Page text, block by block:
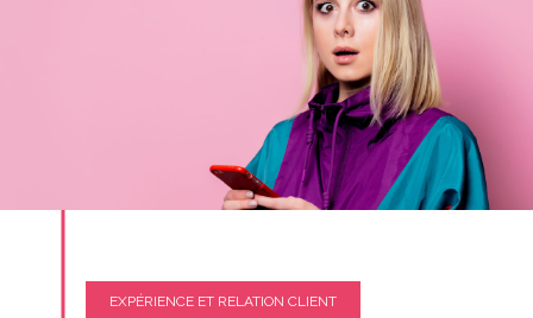
EXPÉRIENCE ET RELATION CLIENT